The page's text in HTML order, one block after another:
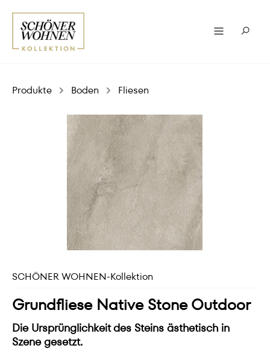
Produkte Boden Fliesen
SCHÖNER WOHNEN-Kollektion
Grundfliese Native Stone Outdoor
Die Ursprünglichkeit des Steins ästhetisch in
Szene gesetzt.